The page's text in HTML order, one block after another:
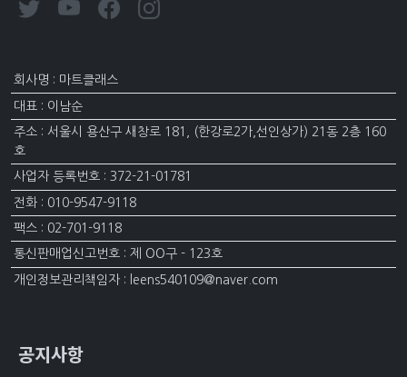
회사명 : 마트클래스
대표 : 이남순
주소 : 서울시 용산구 새창로 181, (한강로2가,선인상가) 21동 2층 160
호
사업자 등록번호 : 372-21-01781
전화 : 010-9547-9118
팩스 : 02-701-9118
통신판매업신고번호 : 제 OO구 - 123호
개인정보관리책임자 : leens540109@naver.com
공지사항